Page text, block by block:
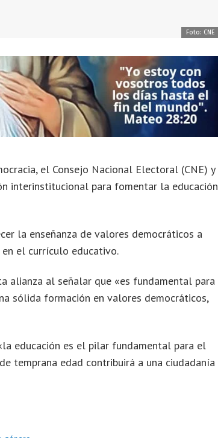
Foto: CNE
el Consejo Nacional Electoral (CNE) y
interinstitucional para fomentar la educación
la enseñanza de valores democráticos a
el currículo educativo.
alianza al señalar que «es fundamental para
sólida formación en valores democráticos,
educación es el pilar fundamental para el
temprana edad contribuirá a una ciudadanía